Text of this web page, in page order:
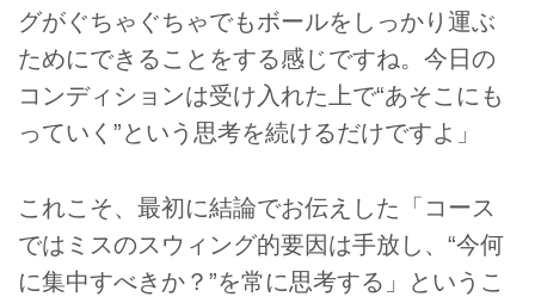
グがぐちゃぐちゃでもボールをしっかり運ぶ
ためにできることをする感じですね。今日の
コンディションは受け入れた上で“あそこにも
っていく”という思考を続けるだけですよ」
これこそ、最初に結論でお伝えした「コース
ではミスのスウィング的要因は手放し、“今何
に集中すべきか？”を常に思考する」というこ